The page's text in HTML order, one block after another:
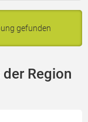
gefunden
Region